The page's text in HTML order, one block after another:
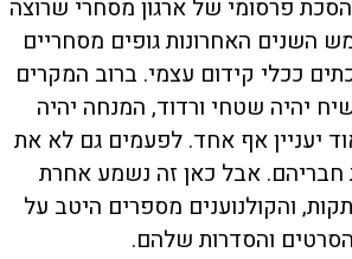
פרסומי של ארגון מסחרי שרוצה
השנים האחרונות גופים מסחריים
ככלי קידום עצמי. ברוב המקרים
יהיה שטחי ורדוד, המנחה יהיה
יעניין אף אחד. לפעמים גם לא את
חבריהם. אבל כאן זה נשמע אחרת
והקולנוענים מספרים היטב על
והסדרות שלהם.